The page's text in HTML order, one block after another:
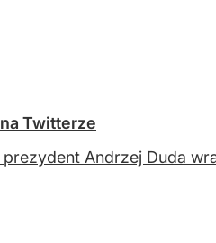
Twitterze
Andrzej Duda